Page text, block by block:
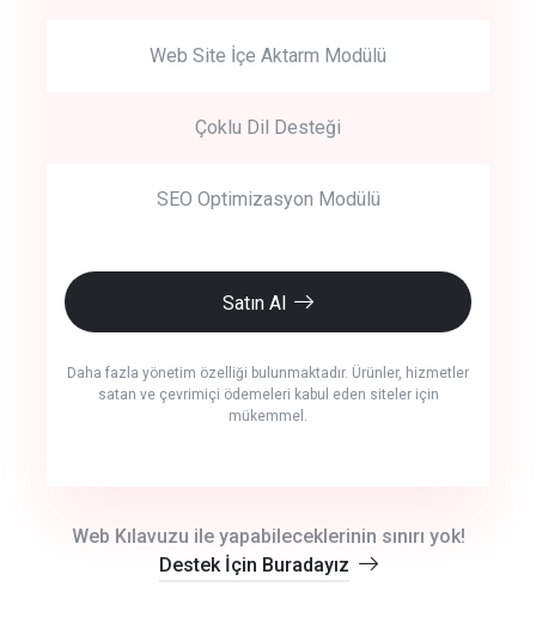
Web Site İçe Aktarm Modülü
Çoklu Dil Desteği
SEO Optimizasyon Modülü
Satın Al
Daha fazla yönetim özelliği bulunmaktadır. Ürünler, hizmetler
satan ve çevrimiçi ödemeleri kabul eden siteler için
mükemmel.
Web Kılavuzu ile yapabileceklerinin sınırı yok!
Destek İçin Buradayız